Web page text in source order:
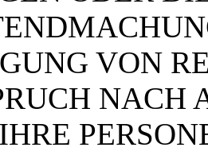
VON
NACH